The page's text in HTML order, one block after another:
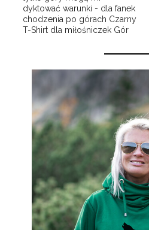
dyktować warunki - dla fanek
chodzenia po górach Czarny
T-Shirt dla miłośniczek Gór